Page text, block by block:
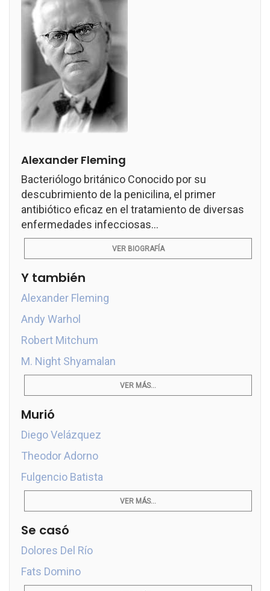
Alexander Fleming
Bacteriólogo británico Conocido por su
descubrimiento de la penicilina, el primer
antibiótico eficaz en el tratamiento de diversas
enfermedades infecciosas...
VER BIOGRAFÍA
Y también
Alexander Fleming
Andy Warhol
Robert Mitchum
M. Night Shyamalan
VER MÁS...
Murió
Diego Velázquez
Theodor Adorno
Fulgencio Batista
VER MÁS...
Se casó
Dolores Del Río
Fats Domino